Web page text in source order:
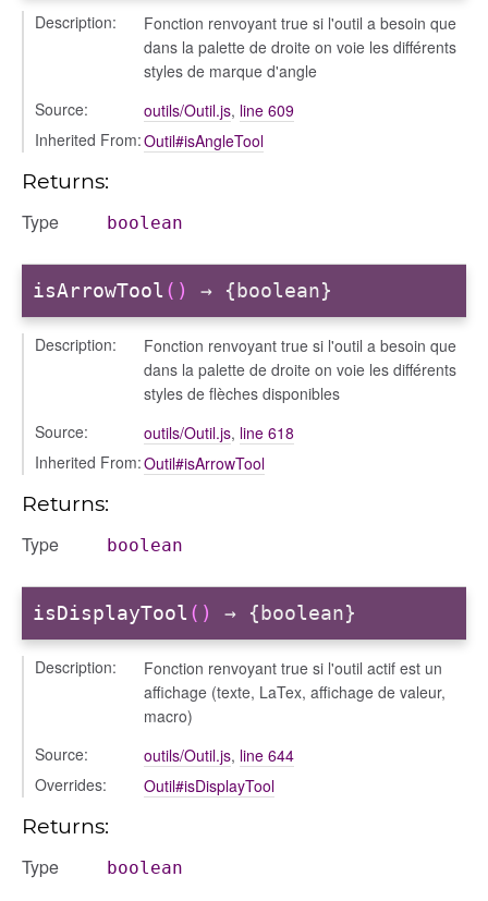
Description:
Fonction renvoyant true si l'outil a besoin que
dans la palette de droite on voie les différents
styles de marque d'angle
Source:
outils/Outil.js, line 609
Inherited From:Outil#isAngleTool
Returns:
Type boolean
isArrowTool () → {boolean}
Description:
Fonction renvoyant true si l'outil a besoin que
dans la palette de droite on voie les différents
styles de flèches disponibles
Source:
outils/Outil.js, line 618
Inherited From:Outil#isArrowTool
Returns:
Type boolean
isDisplayTool () → {boolean}
Description:
Fonction renvoyant true si l'outil actif est un
affichage (texte, LaTex, affichage de valeur,
macro)
Source:
outils/Outil.js, line 644
Overrides:
Outil#isDisplayTool
Returns:
Type boolean